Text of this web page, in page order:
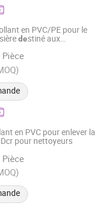
en PVC/PE pour le
destiné aux
en PVC pour enlever la
pour nettoyeurs
Pièce